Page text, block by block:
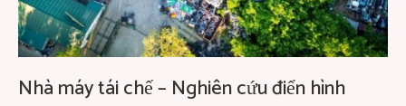
Nhà máy tái chế – Nghiên cứu điển hình